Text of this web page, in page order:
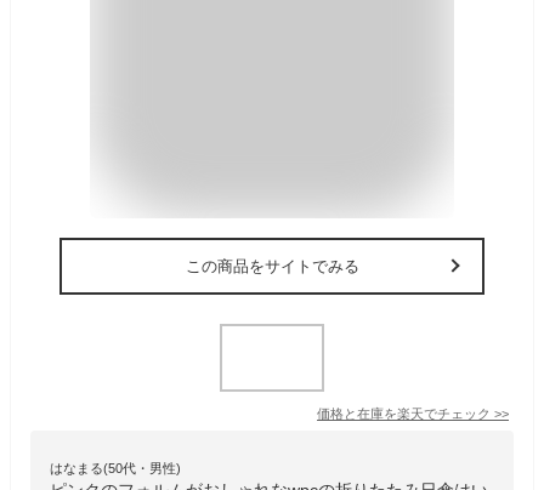
この商品をサイトでみる
価格と在庫を楽天でチェック >>
はなまる(50代・男性)